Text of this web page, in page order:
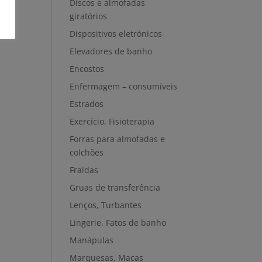
Discos e almofadas
giratórios
Dispositivos eletrónicos
Elevadores de banho
Encostos
Enfermagem – consumíveis
Estrados
Exercício, Fisioterapia
Forras para almofadas e
colchões
Fraldas
Gruas de transferência
Lenços, Turbantes
Lingerie, Fatos de banho
Manápulas
Marquesas, Macas